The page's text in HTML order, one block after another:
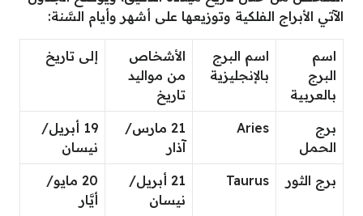
الآتي الأبراج الفلكية وتوزيعها على أشهر وأيام السَّنة:
اسم
البرج
بالعربية
اسم البرج
بالإنجليزية
الأشخاص
من مواليد
تاريخ
إلى تاريخ
برج
الحمل
Aries
21 مارس/
آذار
19 أبريل/
نيسان
برج الثور Taurus
21 أبريل/
نيسان
20 مايو/
أيَّار